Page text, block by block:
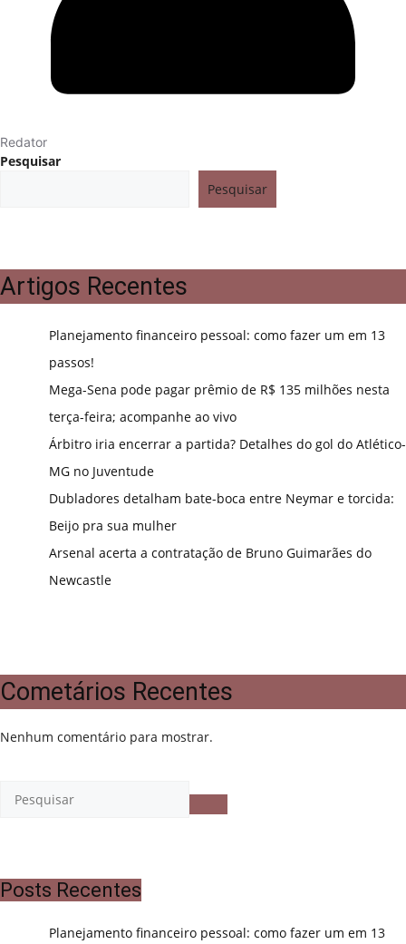
Redator
Pesquisar
Pesquisar
Artigos Recentes
Planejamento financeiro pessoal: como fazer um em 13
passos!
Mega-Sena pode pagar prêmio de R$ 135 milhões nesta
terça-feira; acompanhe ao vivo
Árbitro iria encerrar a partida? Detalhes do gol do Atlético-
MG no Juventude
Dubladores detalham bate-boca entre Neymar e torcida:
Beijo pra sua mulher
Arsenal acerta a contratação de Bruno Guimarães do
Newcastle
Cometários Recentes
Nenhum comentário para mostrar.
Posts Recentes
Planejamento financeiro pessoal: como fazer um em 13